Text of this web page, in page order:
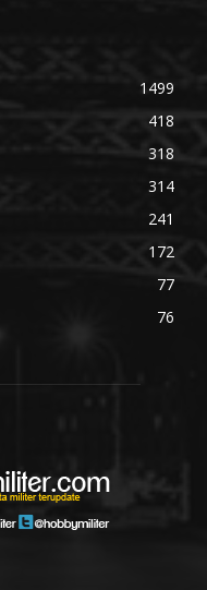
1499
418
318
314
241
172
77
76